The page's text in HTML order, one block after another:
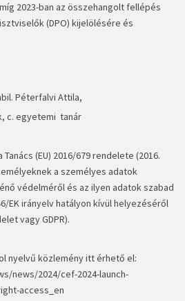
2023-ban az összehangolt fellépés
(DPO) kijelölésére és
Péterfalvi Attila,
c. egyetemi tanár
(EU) 2016/679 rendelete (2016.
a személyes adatok
védelméről és az ilyen adatok szabad
EK irányelv hatályon kívül helyezéséről
vagy GDPR).
nyelvű közlemény itt érhető el:
news/2024/cef-2024-launch-
access_en